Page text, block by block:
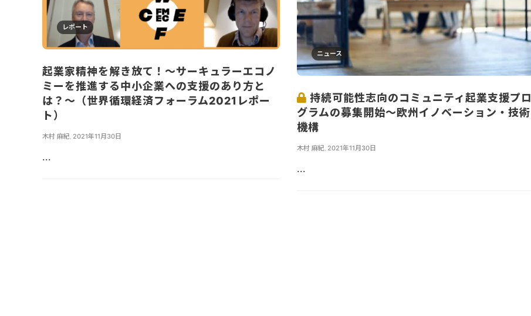
レポート
起業家精神を解き放て！～サーキュラーエコノ
ミーを推進する中小企業への支援のあり方と
は？～（世界循環経済フォーラム2021レポー
ト）
木村 麻紀, 2021年11月30日
...
ニュース
持続可能性志向のコミュニティ起業支援プロ
グラムの募集開始～欧州イノベーション・技術
機構
木村 麻紀 2021年11月30日
...